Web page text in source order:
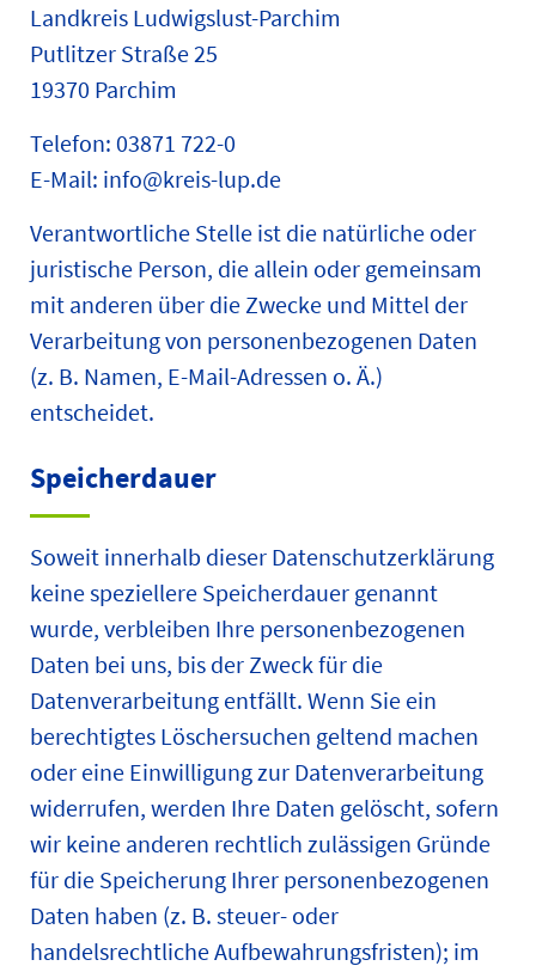
Landkreis Ludwigslust-Parchim
Putlitzer Straße 25
19370 Parchim
Telefon: 03871 722-0
E-Mail: info@kreis-lup.de
Verantwortliche Stelle ist die natürliche oder
juristische Person, die allein oder gemeinsam
mit anderen über die Zwecke und Mittel der
Verarbeitung von personenbezogenen Daten
(z. B. Namen, E-Mail-Adressen o. Ä.)
entscheidet.
Speicherdauer
Soweit innerhalb dieser Datenschutzerklärung
keine speziellere Speicherdauer genannt
wurde, verbleiben Ihre personenbezogenen
Daten bei uns, bis der Zweck für die
Datenverarbeitung entfällt. Wenn Sie ein
berechtigtes Löschersuchen geltend machen
oder eine Einwilligung zur Datenverarbeitung
widerrufen, werden Ihre Daten gelöscht, sofern
wir keine anderen rechtlich zulässigen Gründe
für die Speicherung Ihrer personenbezogenen
Daten haben (z. B. steuer- oder
handelsrechtliche Aufbewahrungsfristen); im